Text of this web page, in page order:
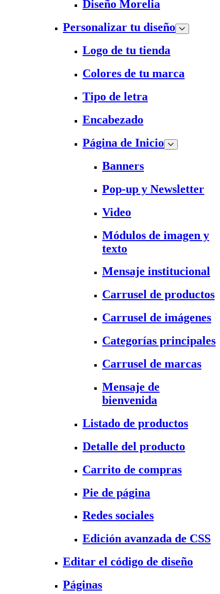
Diseño Morelia
Personalizar tu diseño
Logo de tu tienda
Colores de tu marca
Tipo de letra
Encabezado
Página de Inicio
Banners
Pop-up y Newsletter
Video
Módulos de imagen y
texto
Mensaje institucional
Carrusel de productos
Carrusel de imágenes
Categorías principales
Carrusel de marcas
Mensaje de
bienvenida
Listado de productos
Detalle del producto
Carrito de compras
Pie de página
Redes sociales
Edición avanzada de CSS
Editar el código de diseño
Páginas